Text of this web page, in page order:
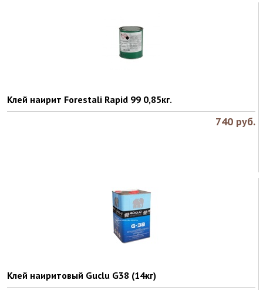
Клей наирит Forestali Rapid 99 0,85кг.
740 руб.
Клей наиритовый Guclu G38 (14кг)